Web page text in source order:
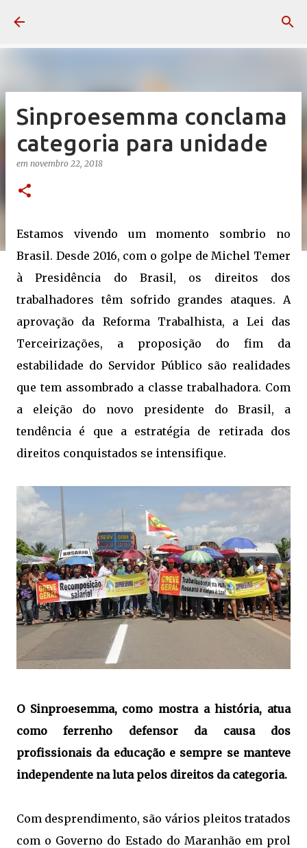
Sinproesemma conclama
categoria para unidade
em novembro 22, 2018
Estamos vivendo um momento sombrio no
Brasil. Desde 2016, com o golpe de Michel Temer
à Presidência do Brasil, os direitos dos
trabalhadores têm sofrido grandes ataques. A
aprovação da Reforma Trabalhista, a Lei das
Terceirizações, a proposição do fim da
estabilidade do Servidor Público são realidades
que tem assombrado a classe trabalhadora. Com
a eleição do novo presidente do Brasil, a
tendência é que a estratégia de retirada dos
direitos conquistados se intensifique.
O Sinproesemma, como mostra a história, atua
como ferrenho defensor da causa dos
profissionais da educação e sempre se manteve
independente na luta pelos direitos da categoria.
Com desprendimento, são vários pleitos tratados
com o Governo do Estado do Maranhão em prol